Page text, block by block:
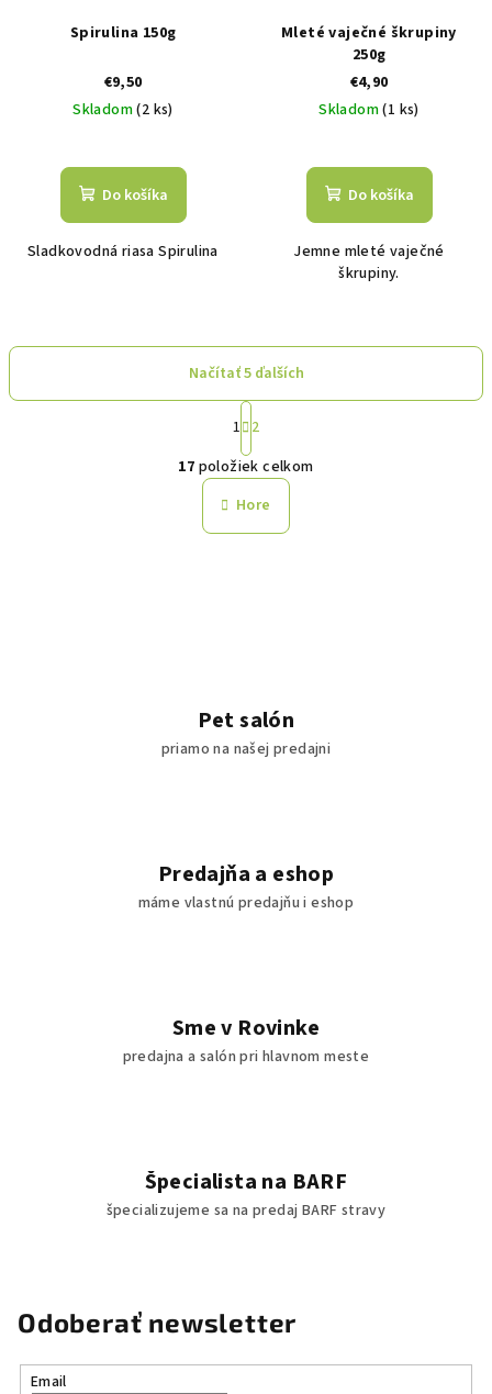
Spirulina 150g
€9,50
Skladom(2 ks)
Do košíka
Sladkovodná riasa Spirulina
Mleté vaječné škrupiny
250g
€4,90
Skladom(1 ks)
Do košíka
Jemne mleté vaječné
škrupiny.
O
v
l
v
k
i
s
Načítať 5 ďalších
S
t
r
á
k
o
1 2
17 položiek celkom
Hore
Pet salón
priamo na našej predajni
Predajňa a eshop
máme vlastnú predajňu i eshop
Sme v Rovinke
predajna a salón pri hlavnom meste
Špecialista na BARF
špecializujeme sa na predaj BARF stravy
Odoberať newsletter
Email